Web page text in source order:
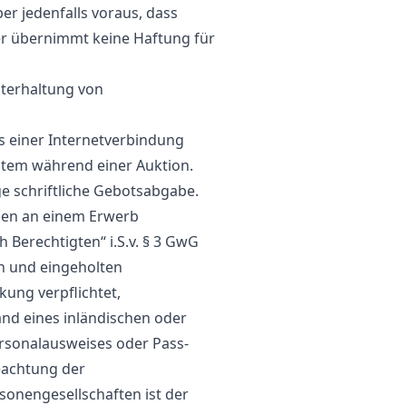
jedenfalls voraus, dass
übernimmt keine Haftung für
von
einer Internetverbindung
während einer Auktion.
schriftliche Gebotsabgabe.
an einem Erwerb
i.S.v. § 3 GwG
und eingeholten
verpflichtet,
eines inländischen oder
oder Pass-
der
ist der